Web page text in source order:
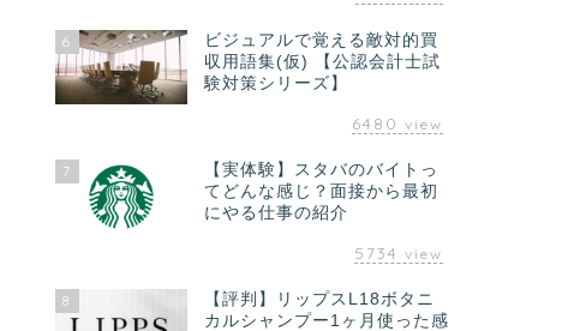
6
ビジュアルで覚える敵対的買
収用語集(仮) 【公認会計士試
験対策シリーズ】
6480 view
7
【実体験】スタバのバイトっ
てどんな感じ？面接から最初
にやる仕事の紹介
5734 view
8
【評判】リップスL18ボタニ
カルシャンプー1ヶ月使った感